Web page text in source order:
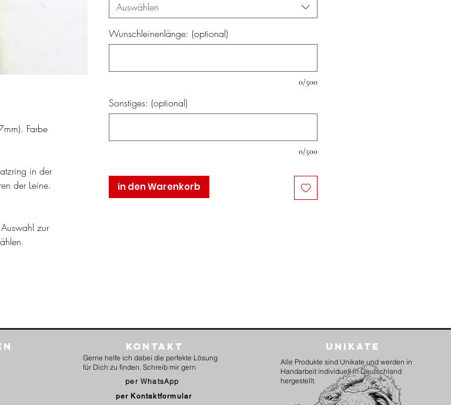
Farbe
in der
der Leine.
zur
Auswählen
Wunschleinenlänge: (optional)
0/500
Sonstiges: (optional)
0/500
in den Warenkorb
Kontakt
Gerne helfe ich dabei die perfekte Lösung
für Dich zu finden. Schreib mir gern
per WhatsApp
per Kontaktformular
Unikate
Alle Produkte sind Unikate und werden in
Handarbeit individuell in Deutschland
hergestellt.